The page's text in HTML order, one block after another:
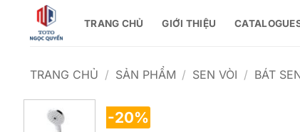
TRANG CHỦ GIỚI THIỆU
TRANG CHỦ / SẢN PHẨM / SEN VÒI / BÁT
-20%